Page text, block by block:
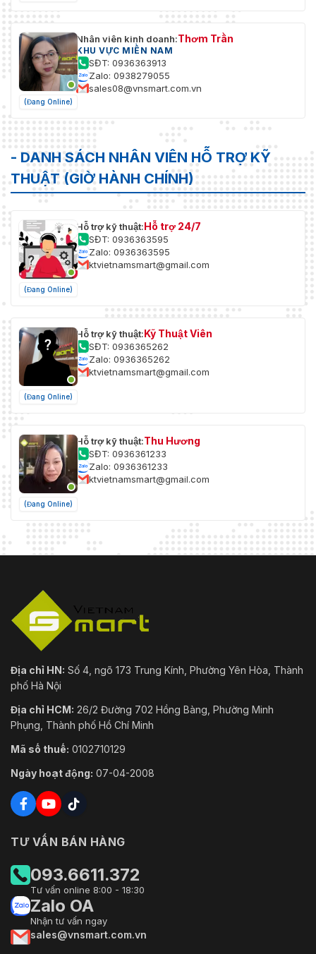
(Đang Online)
Nhân viên kinh doanh:Thơm Trần
KHU VỰC MIỀN NAM
SĐT: 0936363913
Zalo: 0938279055
sales08@vnsmart.com.vn
- DANH SÁCH NHÂN VIÊN HỖ TRỢ KỸ
THUẬT (GIỜ HÀNH CHÍNH)
(Đang Online)
Hỗ trợ kỹ thuật:Hỗ trợ 24/7
SĐT: 0936363595
Zalo: 0936363595
ktvietnamsmart@gmail.com
(Đang Online)
Hỗ trợ kỹ thuật:Kỹ Thuật Viên
SĐT: 0936365262
Zalo: 0936365262
ktvietnamsmart@gmail.com
(Đang Online)
Hỗ trợ kỹ thuật:Thu Hương
SĐT: 0936361233
Zalo: 0936361233
ktvietnamsmart@gmail.com
Địa chỉ HN: Số 4, ngõ 173 Trung Kính, Phường Yên Hòa, Thành
phố Hà Nội
Địa chỉ HCM: 26/2 Đường 702 Hồng Bàng, Phường Minh
Phụng, Thành phố Hồ Chí Minh
Mã số thuế: 0102710129
Ngày hoạt động: 07-04-2008
TƯ VẤN BÁN HÀNG
093.6611.372
Tư vấn online 8:00 - 18:30
Zalo OA
Nhận tư vấn ngay
sales@vnsmart.com.vn